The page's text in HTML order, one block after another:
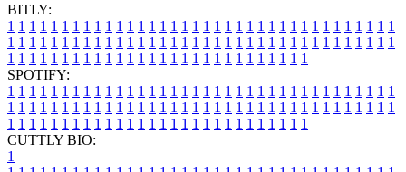
BITLY:
1 1 1 1 1 1 1 1 1 1 1 1 1 1 1 1 1 1 1 1 1 1 1 1 1 1 1 1 1 1 1 1 1 1 1 1
1 1 1 1 1 1 1 1 1 1 1 1 1 1 1 1 1 1 1 1 1 1 1 1 1 1 1 1 1 1 1 1 1 1 1 1
1 1 1 1 1 1 1 1 1 1 1 1 1 1 1 1 1 1 1 1 1 1 1 1 1 1 1 1
SPOTIFY:
1 1 1 1 1 1 1 1 1 1 1 1 1 1 1 1 1 1 1 1 1 1 1 1 1 1 1 1 1 1 1 1 1 1 1 1
1 1 1 1 1 1 1 1 1 1 1 1 1 1 1 1 1 1 1 1 1 1 1 1 1 1 1 1 1 1 1 1 1 1 1 1
1 1 1 1 1 1 1 1 1 1 1 1 1 1 1 1 1 1 1 1 1 1 1 1 1 1 1 1
CUTTLY BIO:
1